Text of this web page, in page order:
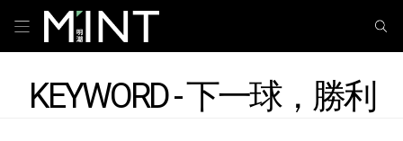
KEYWORD - 下一球，勝利